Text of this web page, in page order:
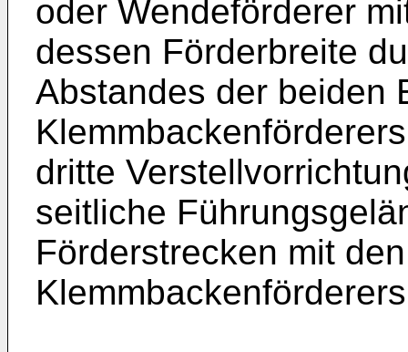
oder Wendeförderer
dessen Förderbreite
Abstandes der beiden
dritte
seitliche
Förderstrecken mit